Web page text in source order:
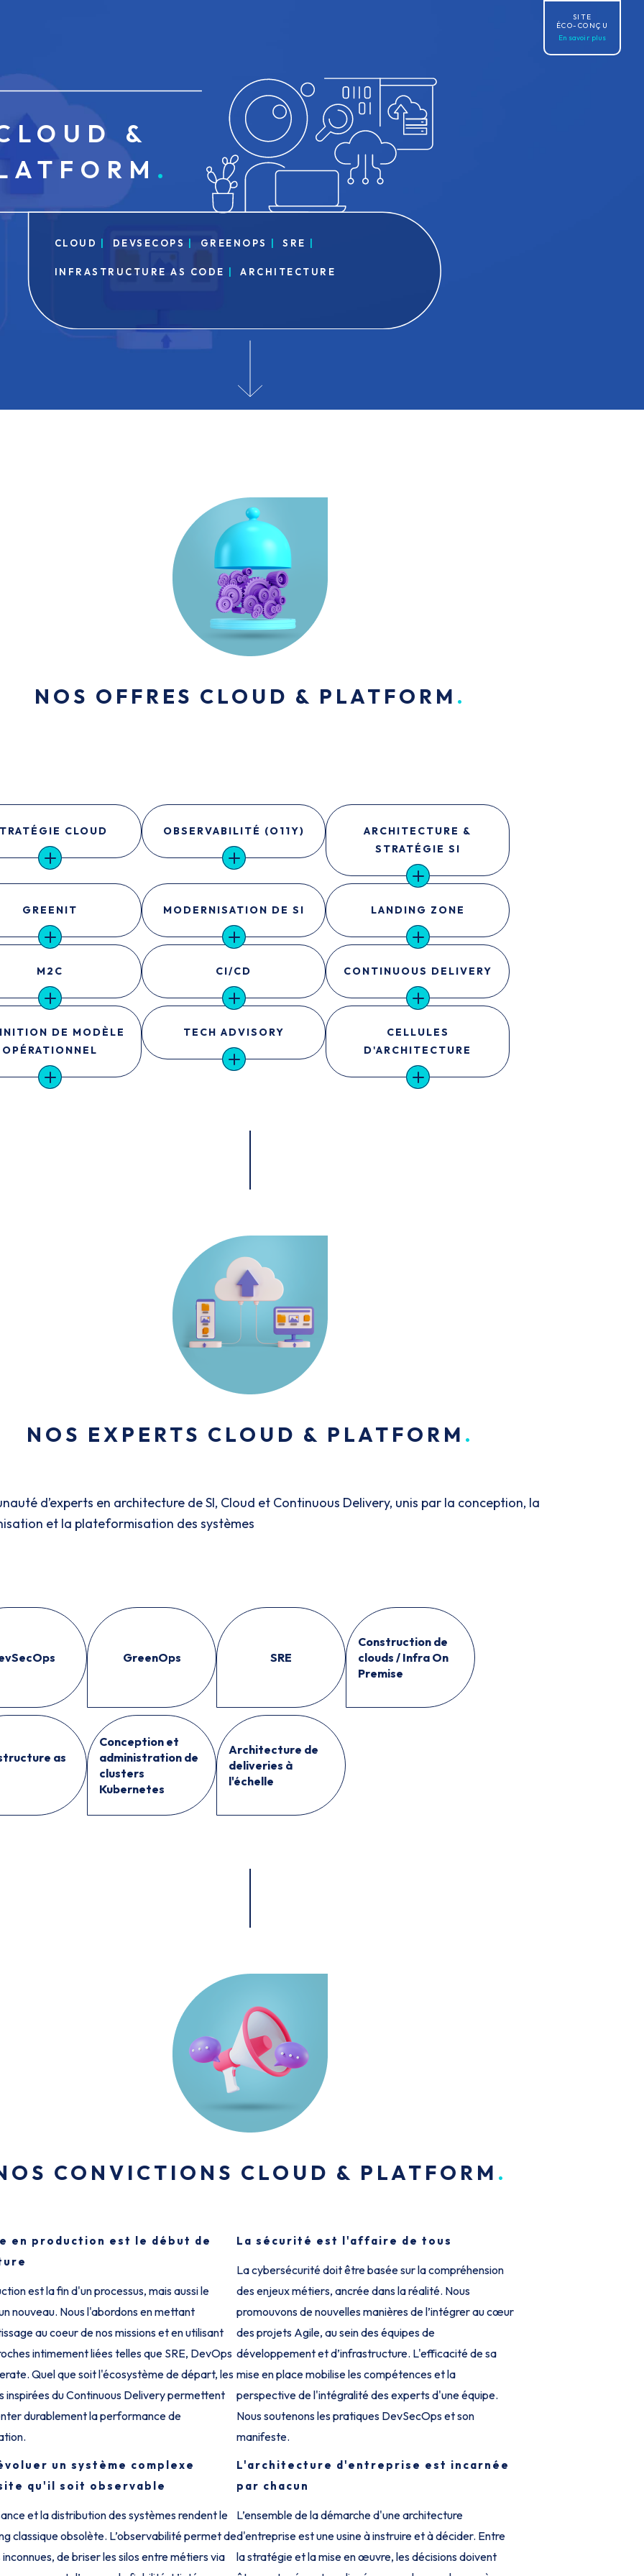
SITE
ÉCO-CONÇU
En savoir plus
&
CLOUD DEVSECOPS GREENOPS SRE
INFRASTRUCTURE AS CODE ARCHITECTURE
NOS OFFRES CLOUD & PLATFORM
CLOUD OBSERVABILITÉ (O11Y)
ARCHITECTURE &
STRATÉGIE SI
GREENIT MODERNISATION DE SI LANDING ZONE
M2C CI/CD CONTINUOUS DELIVERY
DE MODÈLE
OPÉRATIONNEL
TECH ADVISORY
CELLULES
D'ARCHITECTURE
NOS EXPERTS CLOUD & PLATFORM
d’experts en architecture de SI, Cloud et Continuous Delivery, unis par la conception, la
et la plateformisation des systèmes
GreenOps SRE
Construction de
clouds / Infra On
Premise
as
Conception et
administration de
clusters
Kubernetes
Architecture de
deliveries à
l'échelle
CONVICTIONS CLOUD & PLATFORM
en production est le début de
est la fin d'un processus, mais aussi le
nouveau. Nous l'abordons en mettant
au coeur de nos missions et en utilisant
intimement liées telles que SRE, DevOps
Quel que soit l'écosystème de départ, les
inspirées du Continuous Delivery permettent
durablement la performance de
La sécurité est l'affaire de tous
La cybersécurité doit être basée sur la compréhension
des enjeux métiers, ancrée dans la réalité. Nous
promouvons de nouvelles manières de l’intégrer au cœur
des projets Agile, au sein des équipes de
développement et d’infrastructure. L'efficacité de sa
mise en place mobilise les compétences et la
perspective de l'intégralité des experts d'une équipe.
Nous soutenons les pratiques DevSecOps et son
manifeste.
un système complexe
qu'il soit observable
et la distribution des systèmes rendent le
classique obsolète. L’observabilité permet de
de briser les silos entre métiers via
L'architecture d'entreprise est incarnée
par chacun
L’ensemble de la démarche d'une architecture
d'entreprise est une usine à instruire et à décider. Entre
la stratégie et la mise en œuvre, les décisions doivent